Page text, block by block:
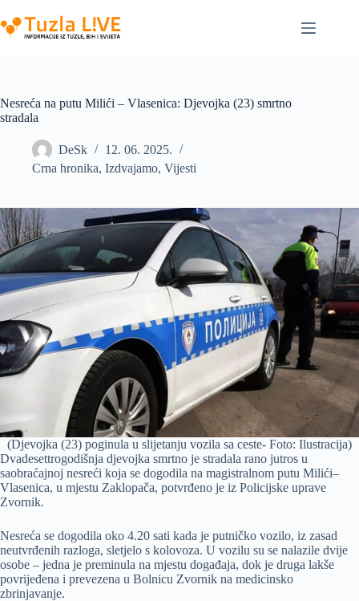
to
content
Nesreća na putu Milići – Vlasenica: Djevojka (23) smrtno
stradala
DeSk
12. 06. 2025.
Crna hronika, Izdvajamo, Vijesti
(Djevojka (23) poginula u slijetanju vozila sa ceste- Foto: Ilustracija)
Dvadesettrogodišnja djevojka smrtno je stradala rano jutros u
saobraćajnoj nesreći koja se dogodila na magistralnom putu Milići–
Vlasenica, u mjestu Zaklopača, potvrđeno je iz Policijske uprave
Zvornik.
Nesreća se dogodila oko 4.20 sati kada je putničko vozilo, iz zasad
neutvrđenih razloga, sletjelo s kolovoza. U vozilu su se nalazile dvije
osobe – jedna je preminula na mjestu događaja, dok je druga lakše
povrijeđena i prevezena u Bolnicu Zvornik na medicinsko
zbrinjavanje.